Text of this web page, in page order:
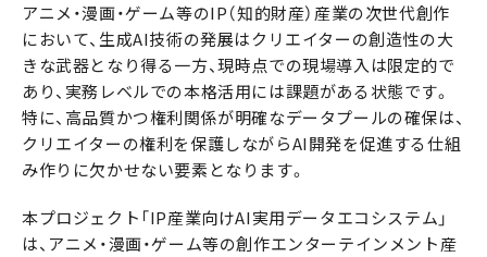
アニメ・漫画・ゲーム等のIP（知的財産）産業の次世代創作
において、生成AI技術の発展はクリエイターの創造性の大
きな武器となり得る一方、現時点での現場導入は限定的で
あり、実務レベルでの本格活用には課題がある状態です。
特に、高品質かつ権利関係が明確なデータプールの確保は、
クリエイターの権利を保護しながらAI開発を促進する仕組
み作りに欠かせない要素となります。
本プロジェクト「IP産業向けAI実用データエコシステム」
は、アニメ・漫画・ゲーム等の創作エンターテインメント産